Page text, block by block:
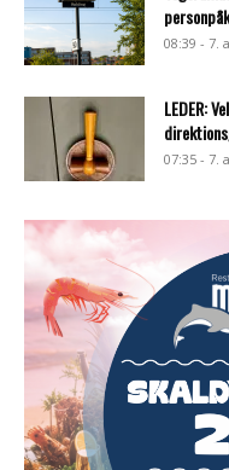
08:39 - 7.
LEDER:
07:35 - 7.